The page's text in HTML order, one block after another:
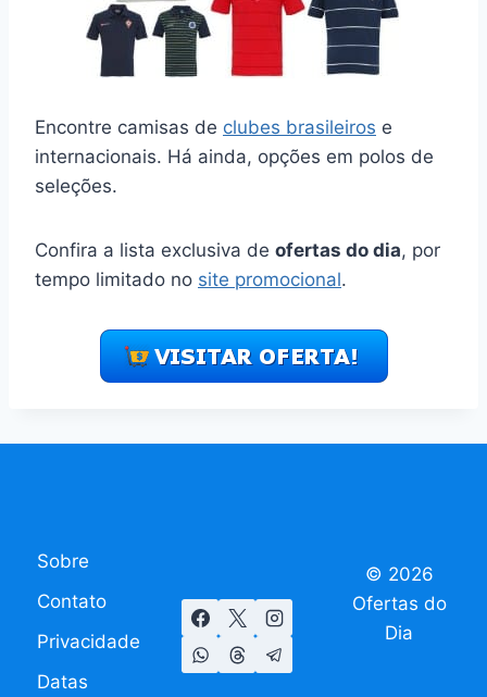
Encontre camisas de clubes brasileiros e
internacionais. Há ainda, opções em polos de
seleções.
Confira a lista exclusiva de ofertas do dia, por
tempo limitado no site promocional.
Sobre
Contato
Privacidade
Datas
© 2026
Ofertas do
Dia